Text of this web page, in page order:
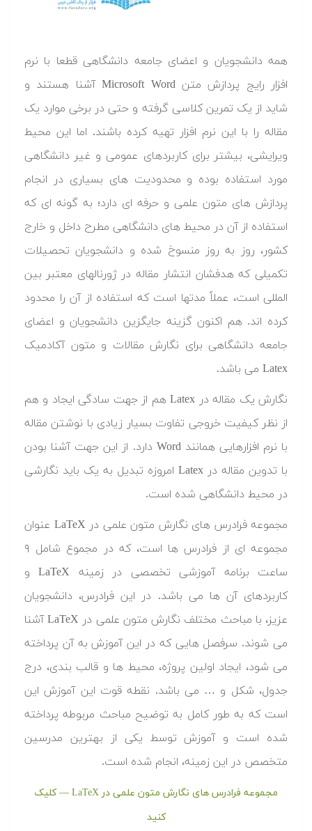
همه دانشجویان و اعضای جامعه دانشگاهی قطعا با نرم
افزار رایج پردازش متن Microsoft Word آشنا هستند و
شاید از یک تمرین کلاسی گرفته و حتی در برخی موارد یک
مقاله را با این نرم افزار تهیه کرده باشند. اما این محیط
ویرایشی، بیشتر برای کاربردهای عمومی و غیر دانشگاهی
مورد استفاده بوده و محدودیت های بسیاری در انجام
پردازش های متون علمی و حرفه ای دارد؛ به گونه ای که
استفاده از آن در محیط های دانشگاهی مطرح داخل و خارج
کشور، روز به روز منسوخ شده و دانشجویان تحصیلات
تکمیلی که هدفشان انتشار مقاله در ژورنالهای معتبر بین
المللی است، عملاً مدتها است که استفاده از آن را محدود
کرده اند. هم اکنون گزینه جایگزین دانشجویان و اعضای
جامعه دانشگاهی برای نگارش مقالات و متون آکادمیک
Latex می باشد.
نگارش یک مقاله در Latex هم از جهت سادگی ایجاد و هم
از نظر کیفیت خروجی تفاوت بسیار زیادی با نوشتن مقاله
با نرم افزارهایی همانند Word دارد. از این جهت آشنا بودن
با تدوین مقاله در Latex امروزه تبدیل به یک باید نگارشی
در محیط دانشگاهی شده است.
مجموعه فرادرس های نگارش متون علمی در LaTeX عنوان
مجموعه ای از فرادرس ها است، که در مجموع شامل ۹
ساعت برنامه آموزشی تخصصی در زمینه LaTeX و
کاربردهای آن ها می باشد. در این فرادرس، دانشجویان
عزیز، با مباحث مختلف نگارش متون علمی در LaTeX آشنا
می شوند. سرفصل هایی که در این آموزش به آن پرداخته
می شود، ایجاد اولین پروژه، محیط ها و قالب بندی، درج
جدول، شکل و … می باشد. نقطه قوت این آموزش این
است که به طور کامل به توضیح مباحث مربوطه پرداخته
شده است و آموزش توسط یکی از بهترین مدرسین
متخصص در این زمینه، انجام شده است.
مجموعه فرادرس های نگارش متون علمی در LaTeX — کلیک
کنید